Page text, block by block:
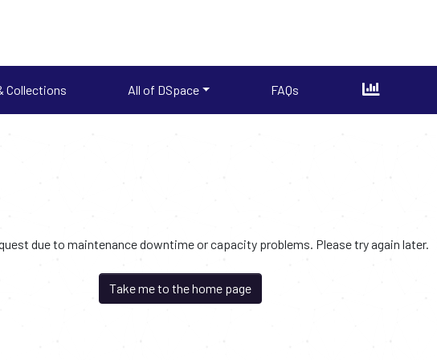
Collections All of DSpace FAQs
due to maintenance downtime or capacity problems. Please try again later.
Take me to the home page